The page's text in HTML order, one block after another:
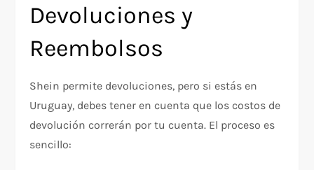
Devoluciones y
Reembolsos
Shein permite devoluciones, pero si estás en
Uruguay, debes tener en cuenta que los costos de
devolución correrán por tu cuenta. El proceso es
sencillo: